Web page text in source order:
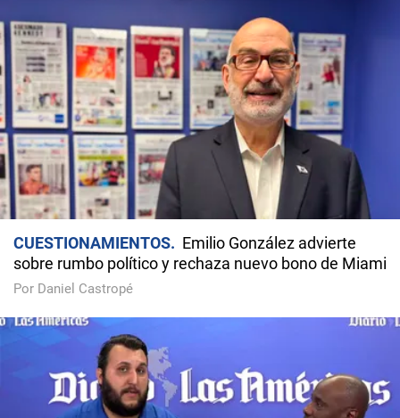
CUESTIONAMIENTOS
Emilio González advierte
sobre rumbo político y rechaza nuevo bono de Miami
Por Daniel Castropé